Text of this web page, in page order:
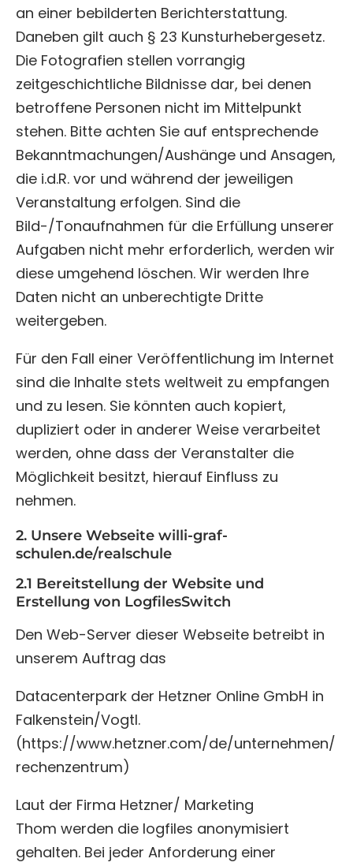
an einer bebilderten Berichterstattung.
Daneben gilt auch § 23 Kunsturhebergesetz.
Die Fotografien stellen vorrangig
zeitgeschichtliche Bildnisse dar, bei denen
betroffene Personen nicht im Mittelpunkt
stehen. Bitte achten Sie auf entsprechende
Bekanntmachungen/Aushänge und Ansagen,
die i.d.R. vor und während der jeweiligen
Veranstaltung erfolgen. Sind die
Bild-/Tonaufnahmen für die Erfüllung unserer
Aufgaben nicht mehr erforderlich, werden wir
diese umgehend löschen. Wir werden Ihre
Daten nicht an unberechtigte Dritte
weitergeben.
Für den Fall einer Veröffentlichung im Internet
sind die Inhalte stets weltweit zu empfangen
und zu lesen. Sie könnten auch kopiert,
dupliziert oder in anderer Weise verarbeitet
werden, ohne dass der Veranstalter die
Möglichkeit besitzt, hierauf Einfluss zu
nehmen.
2. Unsere Webseite willi-graf-
schulen.de/realschule
2.1 Bereitstellung der Website und
Erstellung von LogfilesSwitch
Den Web-Server dieser Webseite betreibt in
unserem Auftrag das
Datacenterpark der Hetzner Online GmbH in
Falkenstein/Vogtl.
(https://www.hetzner.com/de/unternehmen/
rechenzentrum)
Laut der Firma Hetzner/ Marketing
Thom werden die logfiles anonymisiert
gehalten. Bei jeder Anforderung einer